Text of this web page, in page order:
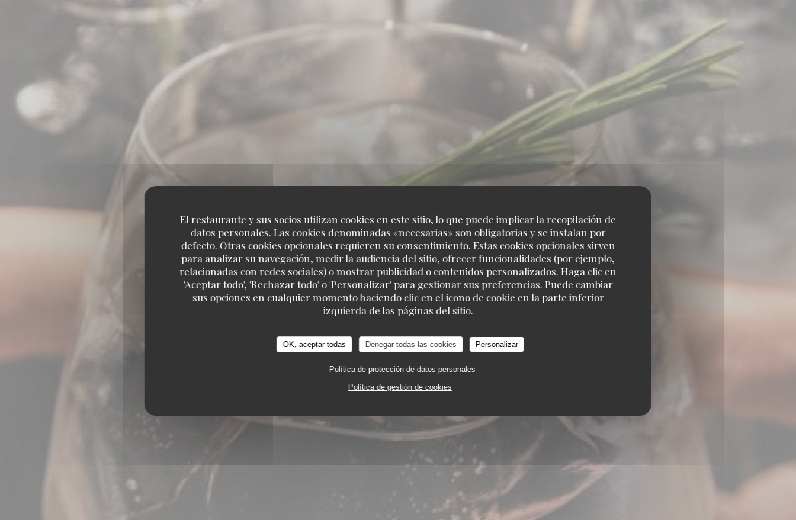
El restaurante y sus socios utilizan cookies en este sitio, lo que puede implicar la recopilación de
datos personales. Las cookies denominadas «necesarias» son obligatorias y se instalan por
defecto. Otras cookies opcionales requieren su consentimiento. Estas cookies opcionales sirven
para analizar su navegación, medir la audiencia del sitio, ofrecer funcionalidades (por ejemplo,
relacionadas con redes sociales) o mostrar publicidad o contenidos personalizados. Haga clic en
'Aceptar todo', 'Rechazar todo' o 'Personalizar' para gestionar sus preferencias. Puede cambiar
sus opciones en cualquier momento haciendo clic en el icono de cookie en la parte inferior
izquierda de las páginas del sitio.
OK, aceptar todas Denegar todas las cookies Personalizar
Política de protección de datos personales
Política de gestión de cookies